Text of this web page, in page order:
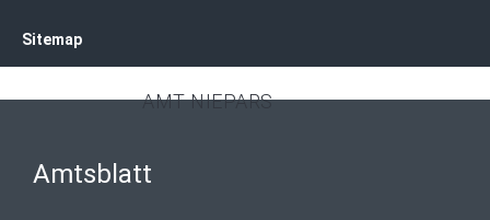
AMT NIEPARS
Sitemap
Amtsblatt